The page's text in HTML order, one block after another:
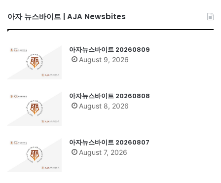
아자 뉴스바이트 | AJA Newsbites
아자뉴스바이트 20260809
August 9, 2026
아자뉴스바이트 20260808
August 8, 2026
아자뉴스바이트 20260807
August 7, 2026